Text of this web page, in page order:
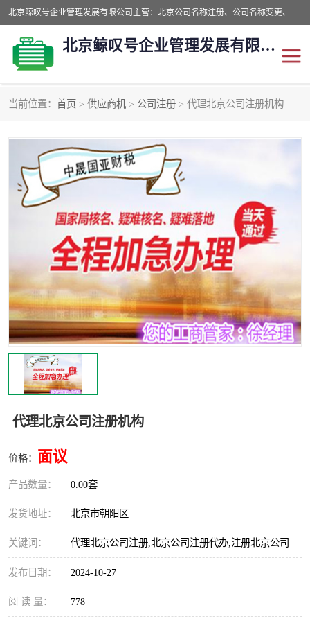
北京鲸叹号企业管理发展有限公司主营：北京公司名称注册、公司名称变更、公司名称去掉省市地域、国字头公司注册、中字头公司注册、总局核名注册等业务，全国统一热线电话：*。北京鲸叹号企业管理发展有限公司在职员工51人，我们有zui好的产品和技术团队，我们为客户提供较好的产品，良好的技术支持，健全的售后服务。
北京鲸叹号企业管理发展有限公司
当前位置： 首页 > 供应商机 > 公司注册 > 代理北京公司注册机构
代理北京公司注册机构
价格： 面议
产品数量： 0.00套
发货地址： 北京市朝阳区
关键词： 代理北京公司注册,北京公司注册代办,注册北京公司
发布日期： 2024-10-27
阅 读 量： 778
公司注册
核名注册 公司转让